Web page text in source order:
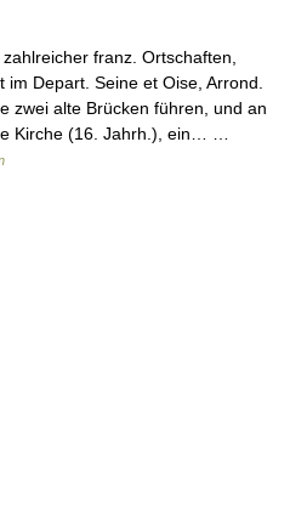
franz. Ortschaften,
Depart. Seine et Oise, Arrond.
zwei alte Brücken führen, und an
Kirche (16. Jahrh.), ein… …